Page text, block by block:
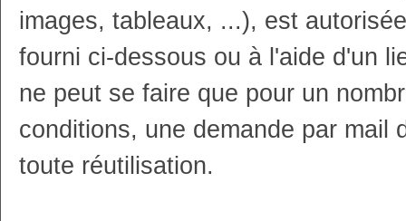
images, tableaux, ...), est
fourni ci-dessous ou à l'aide d'un
ne peut se faire que pour un
conditions, une demande par mail
toute réutilisation.